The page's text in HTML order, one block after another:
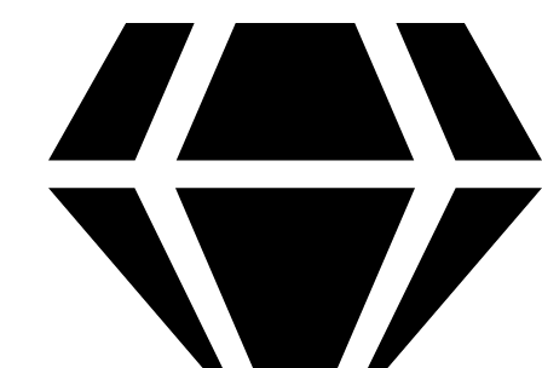
এলআইসি-র ৩১,৫০০ কোটি টাকার শেয়ার বিক্রি